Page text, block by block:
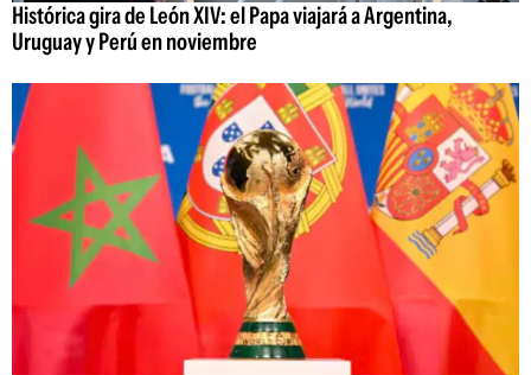
Histórica gira de León XIV: el Papa viajará a Argentina,
Uruguay y Perú en noviembre